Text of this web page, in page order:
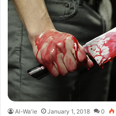
Al-Wa'ie January 1, 2018 0